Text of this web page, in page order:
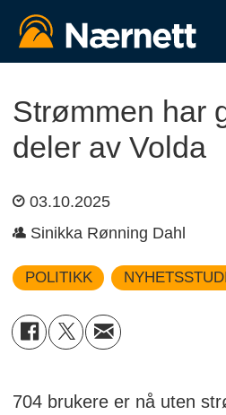
Strømmen har
deler av Volda
03.10.2025
Sinikka Rønning Dahl
POLITIKK
704 brukere er nå uten